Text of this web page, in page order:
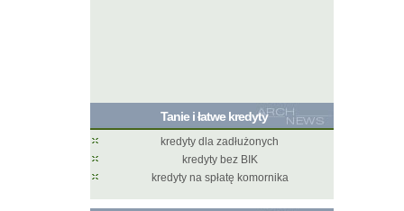
Tanie i łatwe kredyty
kredyty dla zadłużonych
kredyty bez BIK
kredyty na spłatę komornika